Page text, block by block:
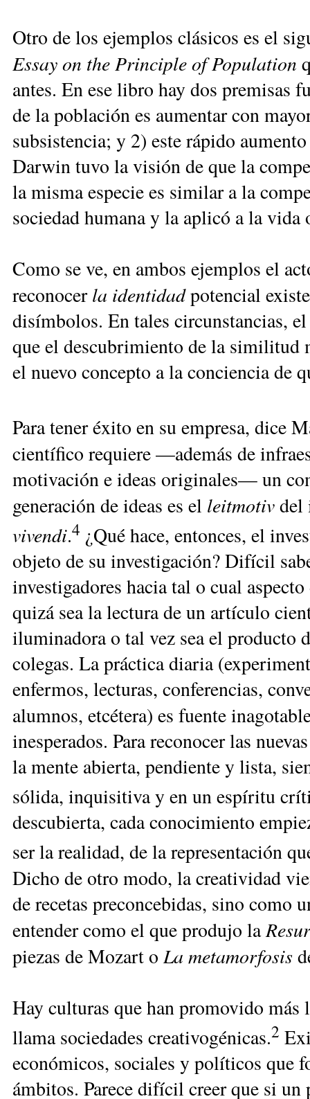
Otro de los ejemplos clásicos es el
Essay on the Principle of Population
antes. En ese libro hay dos premisas
de la población es aumentar con
subsistencia; y 2) este rápido
Darwin tuvo la visión de que la
la misma especie es similar a la
sociedad humana y la aplicó a la vida
Como se ve, en ambos ejemplos el
reconocerla identidadpotencial
disímbolos. En tales circunstancias,
que el descubrimiento de la similitud
el nuevo concepto a la conciencia de
Para tener éxito en su empresa, dice
científico requiere —además de
motivación e ideas originales— un
generación de ideas es el leitmotivdel
vivendi.4 ¿Qué hace, entonces, el
objeto de su investigación? Difícil
investigadores hacia tal o cual
quizá sea la lectura de un artículo
iluminadora o tal vez sea el producto
colegas. La práctica diaria
enfermos, lecturas, conferencias,
alumnos, etcétera) es fuente
inesperados. Para reconocer las
la mente abierta, pendiente y lista,
sólida, inquisitiva y en un espíritu
descubierta, cada conocimiento
ser la realidad, de la representación
Dicho de otro modo, la creatividad
de recetas preconcebidas, sino como
entender como el que produjo la
piezas de Mozart oLa metamorfosis
Hay culturas que han promovido
llama sociedades creativogénicas.2
económicos, sociales y políticos que
ámbitos. Parece difícil creer que si